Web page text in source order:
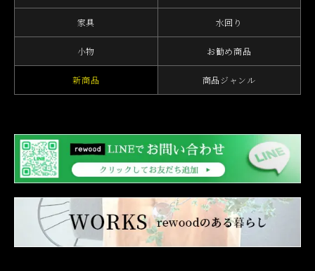
家具 水回り
小物 お勧め商品
新商品 商品ジャンル